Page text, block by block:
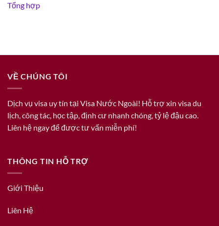
Tổng hợp
VỀ CHÚNG TÔI
Dịch vụ visa uy tín tại Visa Nước Ngoài! Hỗ trợ xin visa du
lịch, công tác, học tập, định cư nhanh chóng, tỷ lệ đậu cao.
Liên hệ ngay để được tư vấn miễn phí!
THÔNG TIN HỖ TRỢ
Giới Thiệu
Liên Hệ